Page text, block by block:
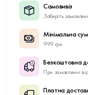
Самовивіз
Заберіть
Мінімальна
999 грн.
Безкоштовна
При замовленні
Платна